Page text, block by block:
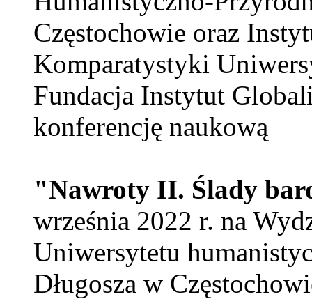
Częstochowie oraz
Komparatystyki
Fundacja Instytut
konferencję naukową
"Nawroty II. Ślady
września 2022 r. na
Uniwersytetu
Długosza w